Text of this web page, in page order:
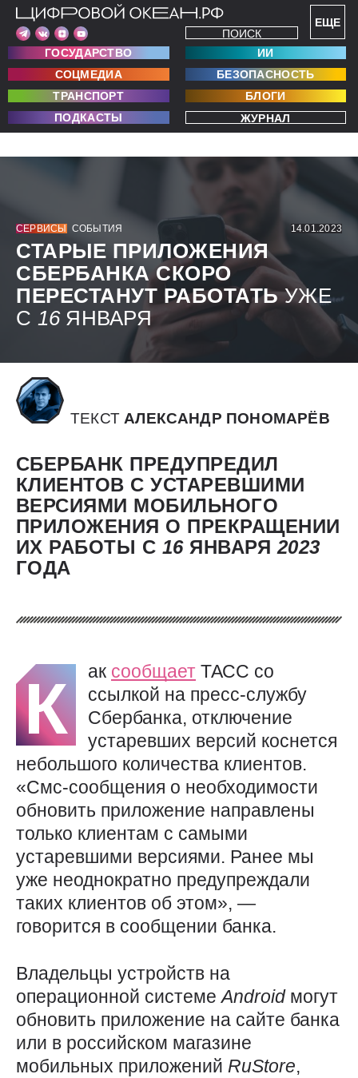
ЕЩЕ
ПОИСК
ГОСУДАРСТВО
ИИ
СОЦМЕДИА
БЕЗОПАСНОСТЬ
ТРАНСПОРТ
БЛОГИ
ПОДКАСТЫ
ЖУРНАЛ
СЕРВИСЫ СОБЫТИЯ 14.01.2023
СТАРЫЕ ПРИЛОЖЕНИЯ
СБЕРБАНКА СКОРО
ПЕРЕСТАНУТ РАБОТАТЬУЖЕ
С 16 ЯНВАРЯ
ТЕКСТ АЛЕКСАНДР ПОНОМАРЁВ
СБЕРБАНК ПРЕДУПРЕДИЛ
КЛИЕНТОВ С УСТАРЕВШИМИ
ВЕРСИЯМИ МОБИЛЬНОГО
ПРИЛОЖЕНИЯ О ПРЕКРАЩЕНИИ
ИХ РАБОТЫ С 16 ЯНВАРЯ 2023
ГОДА
К ак сообщает ТАСС со
ссылкой на пресс-службу
Сбербанка, отключение
устаревших версий коснется
небольшого количества клиентов.
«Смс-сообщения о необходимости
обновить приложение направлены
только клиентам с самыми
устаревшими версиями. Ранее мы
уже неоднократно предупреждали
таких клиентов об этом», —
говорится в сообщении банка.
Владельцы устройств на
операционной системеAndroid могут
обновить приложение на сайте банка
или в российском магазине
мобильных приложений RuStore,